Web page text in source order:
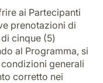
ai Partecipanti
prenotazioni di
cinque (5)
al Programma, si
generali
corretto nei